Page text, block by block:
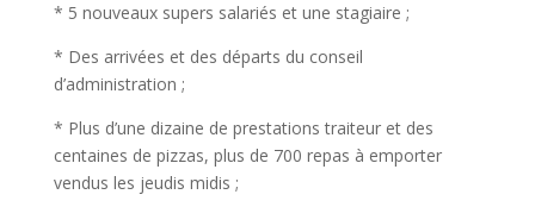
* 5 nouveaux supers salariés et une stagiaire ;
* Des arrivées et des départs du conseil
d’administration ;
* Plus d’une dizaine de prestations traiteur et des
centaines de pizzas, plus de 700 repas à emporter
vendus les jeudis midis ;